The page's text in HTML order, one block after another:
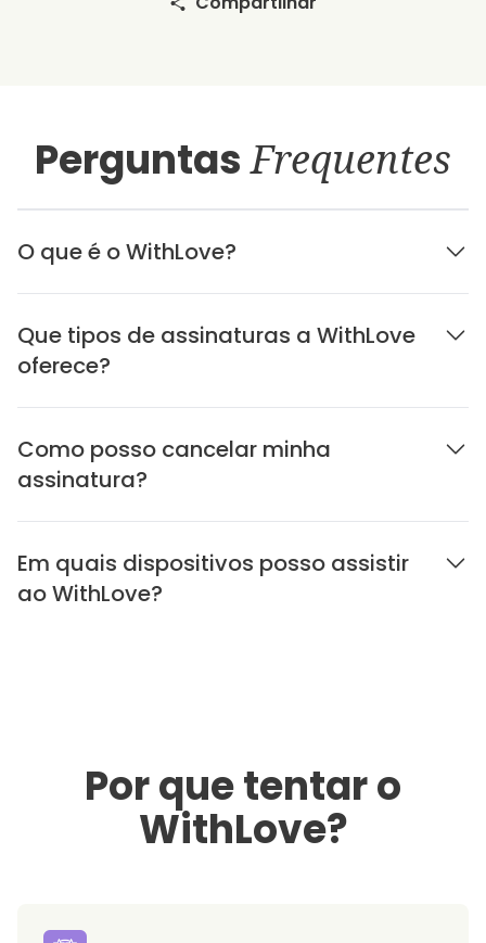
PerguntasFrequentes
O que é o WithLove?
Que tipos de assinaturas a WithLove
oferece?
Como posso cancelar minha
assinatura?
Em quais dispositivos posso assistir
ao WithLove?
Por que tentar o
WithLove?